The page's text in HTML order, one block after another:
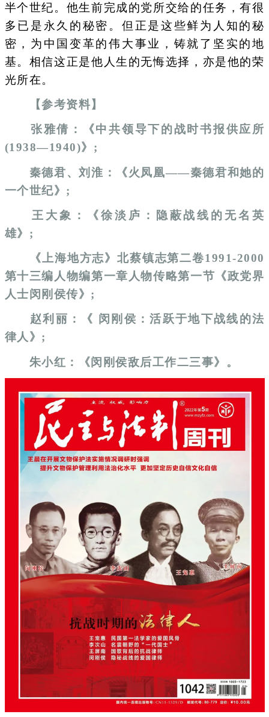
半个世纪。他生前完成的党所交给的任务，有很
多已是永久的秘密。但正是这些鲜为人知的秘
密，为中国变革的伟大事业，铸就了坚实的地
基。相信这正是他人生的无悔选择，亦是他的荣
光所在。
【参考资料】
张雅倩：《中共领导下的战时书报供应所
(1938—1940)》;
秦德君、刘淮：《火凤凰——秦德君和她的
一个世纪》;
王大象：《徐淡庐：隐蔽战线的无名英
雄》;
《上海地方志》北蔡镇志第二卷1991-2000
第十三编人物编第一章人物传略第一节《政党界
人士闵刚侯传》;
赵利丽：《 闵刚侯：活跃于地下战线的法
律人》;
朱小红：《闵刚侯敌后工作二三事》。